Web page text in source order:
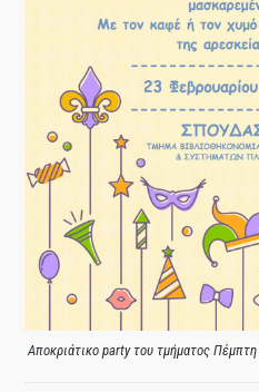
Αποκριάτικο party του τμήματος